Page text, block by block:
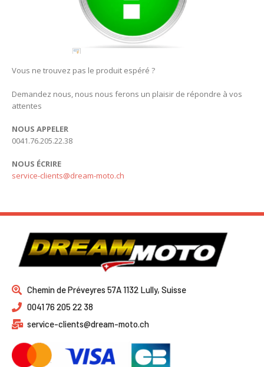
Vous ne trouvez pas le produit espéré ?
Demandez nous, nous nous ferons un plaisir de répondre à vos
attentes
NOUS APPELER
0041.76.205.22.38
NOUS ÉCRIRE
service-clients@dream-moto.ch
Chemin de Préveyres 57A 1132 Lully, Suisse
0041 76 205 22 38
service-clients@dream-moto.ch